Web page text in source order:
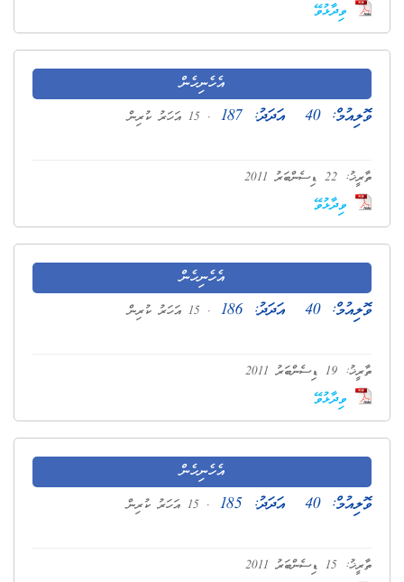
ވިދާޅުވޭ
އެހެނިހެން
ވޮލިއުމް:40 އަދަދު: 187 . 15 އަހަރު ކުރިން
ތާރީޚު: 22 ޑިސެންބަރު 2011
ވިދާޅުވޭ
އެހެނިހެން
ވޮލިއުމް:40 އަދަދު:186 . 15 އަހަރު ކުރިން
ތާރީޚު: 19 ޑިސެންބަރު 2011
ވިދާޅުވޭ
އެހެނިހެން
ވޮލިއުމް:40 އަދަދު: 185 . 15 އަހަރު ކުރިން
ތާރީޚު: 15 ޑިސެންބަރު 2011